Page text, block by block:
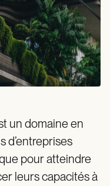
un domaine en
d’entreprises
pour atteindre
leurs capacités à